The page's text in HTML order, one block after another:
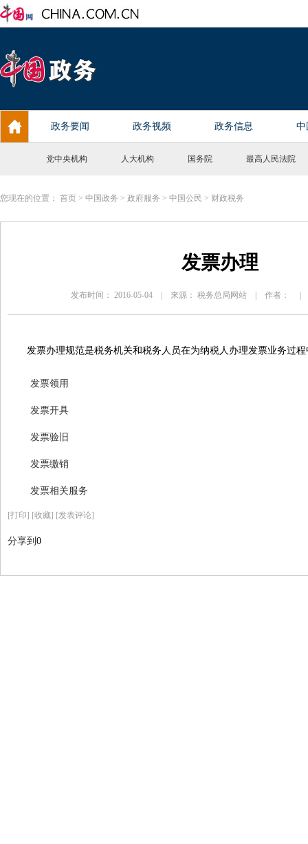
党中央机构 人大机构 国务院 最高人民法院
您现在的位置： 首页 > 中国政务 > 政府服务 > 中国公民 > 财政税务
发票办理
发布时间： 2016-05-04 | 来源： 税务总局网站 | 作者： |
发票办理规范是税务机关和税务人员在为纳税人办理发票业务过
发票领用
发票开具
发票验旧
发票缴销
发票相关服务
[打印] [收藏] [发表评论]
分享到 0